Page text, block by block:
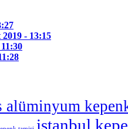
2019 - 13:15
alüminyum
istanbul